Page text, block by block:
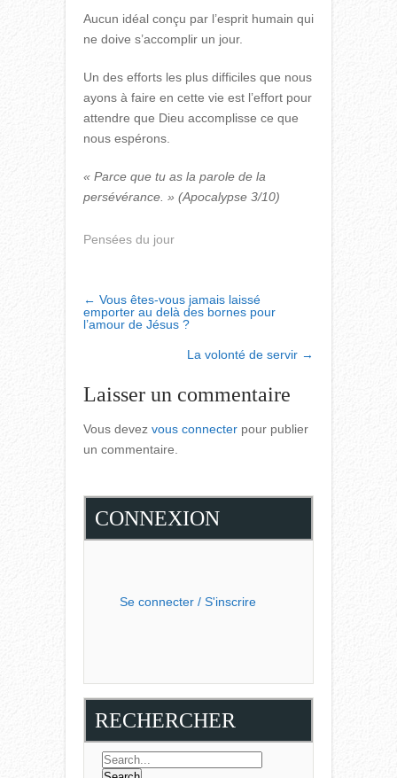
Aucun idéal conçu par l’esprit humain qui
ne doive s’accomplir un jour.
Un des efforts les plus difficiles que nous
ayons à faire en cette vie est l’effort pour
attendre que Dieu accomplisse ce que
nous espérons.
« Parce que tu as la parole de la
persévérance. » (Apocalypse 3/10)
Pensées du jour
POST
NAVIGATION
← Vous êtes-vous jamais laissé
emporter au delà des bornes pour
l’amour de Jésus ?
La volonté de servir →
Laisser un commentaire
Vous devez vous connecter pour publier
un commentaire.
CONNEXION
Se connecter / S'inscrire
RECHERCHER